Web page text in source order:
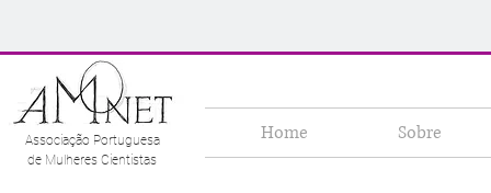
Associação Portuguesa
de Mulheres Cientistas
Home Sobre